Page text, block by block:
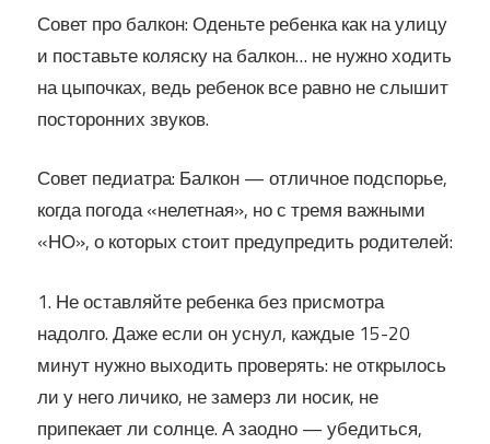
Совет про балкон: Оденьте ребенка как на улицу
и поставьте коляску на балкон… не нужно ходить
на цыпочках, ведь ребенок все равно не слышит
посторонних звуков.
Совет педиатра: Балкон — отличное подспорье,
когда погода «нелетная», но с тремя важными
«НО», о которых стоит предупредить родителей:
1. Не оставляйте ребенка без присмотра
надолго. Даже если он уснул, каждые 15-20
минут нужно выходить проверять: не открылось
ли у него личико, не замерз ли носик, не
припекает ли солнце. А заодно — убедиться,